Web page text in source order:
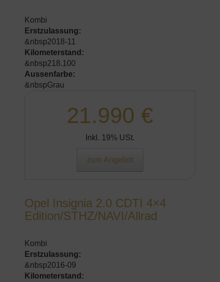
Kombi
Erstzulassung:
&nbsp2018-11
Kilometerstand:
&nbsp218.100
Aussenfarbe:
&nbspGrau
21.990 €
Inkl. 19% USt.
zum Angebot
Opel Insignia 2.0 CDTI 4×4
Edition/STHZ/NAVI/Allrad
Kombi
Erstzulassung:
&nbsp2016-09
Kilometerstand: